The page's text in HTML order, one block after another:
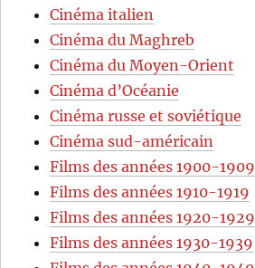
Cinéma italien
Cinéma du Maghreb
Cinéma du Moyen-Orient
Cinéma d’Océanie
Cinéma russe et soviétique
Cinéma sud-américain
Films des années 1900-1909
Films des années 1910-1919
Films des années 1920-1929
Films des années 1930-1939